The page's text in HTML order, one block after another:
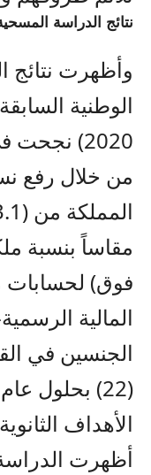
نتائج الدراسة
وأظهرت نتائج
2020)
من خلال رفع
فوق) لحسابات
المالية
الأهداف